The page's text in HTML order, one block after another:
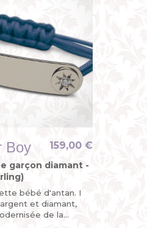
Boy
garçon diamant -
bébé d'antan. I
et diamant,
de la
159,00 €